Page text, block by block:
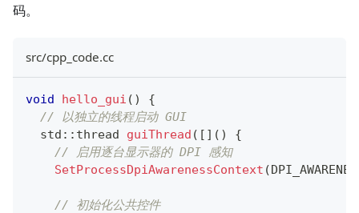
码。
src/cpp_code.cc
void hello_gui ( )
{
// 以独立的线程启动 GUI
  std
:: thread guiThread ( [ ] ( )
{
// 启用逐台显示器的 DPI 感知
SetProcessDpiAwarenessContext (
// 初始化公共控件